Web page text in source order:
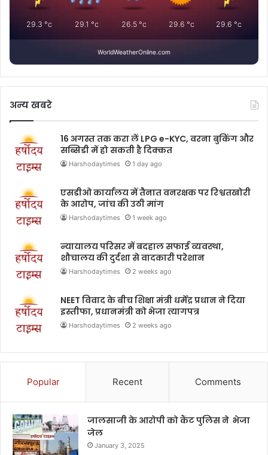
29.3 °c 29.1 °c 26.5°c 29.6 °c 29.6 °c
WorldWeatherOnline.com
अन्य खबरे
16 अगस्त तक करा लें LPG e-KYC, वरना बुकिंग और
सब्सिडी में हो सकती है दिक्कत
Harshodaytimes 1 day ago
एसडीओ कार्यालय में तैनात वनरक्षक पर रिश्वतखोरी
के आरोप, जांच की उठी मांग
Harshodaytimes 1 week ago
न्यायालय परिसर में बदहाल सफाई व्यवस्था,
शौचालय की दुर्दशा से वादकारी परेशान
Harshodaytimes 2 weeks ago
NEET विवाद के बीच शिक्षा मंत्री धर्मेंद्र प्रधान ने दिया
इस्तीफा, प्रधानमंत्री को भेजा त्यागपत्र
Harshodaytimes 2 weeks ago
Popular Recent Comments
जालसाजी के आरोपी को कैंट पुलिस ने भेजा
जेल
January 3, 2025